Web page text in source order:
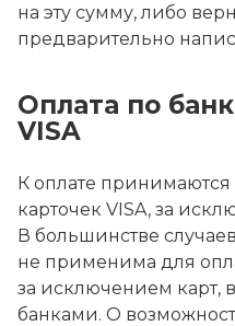
на эту сумму, либо
предварительно
Оплата по
VISA
К оплате
карточек VISA, за
В большинстве
не применима для
за исключением
банками. О